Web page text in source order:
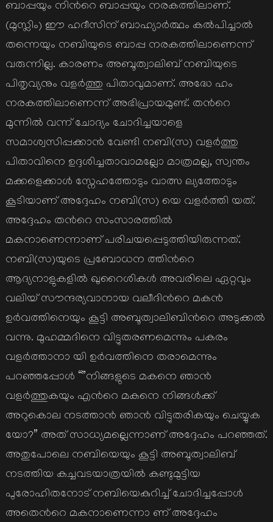
ബാപ്പയും നിന്‍റെ ബാപ്പയും നരകത്തിലാണ്.
(മുസ്ലിം) ഈ ഹദീസിന് ബാഹ്യാര്‍ത്ഥം കല്‍പിച്ചാല്‍
തന്നെയും നബിയുടെ ബാപ്പ നരകത്തിലാണെന്ന്
വരുന്നില്ല. കാരണം അബൂത്വാലിബ് നബിയുടെ
പിതൃവ്യനും വളര്‍ത്തു പിതാവുമാണ്. അദ്ധേ ഹം
നരകത്തിലാണെന്ന് അഭിപ്രായമുണ്ട്. തന്‍റെ
മുന്നില്‍ വന്ന് ചോദ്യം ചോദിച്ചയാളെ
സമാശ്വസിപ്പക്കാന്‍ വേണ്ടി നബി(സ) വളര്‍ത്തു
പിതാവിനെ ഉദ്ദശിച്ചതാവാമല്ലോ മാത്രമല്ല, സ്വന്തം
മക്കളെക്കാള്‍ സ്നേഹത്തോടും വാത്സ ല്യത്തോടും
കൂടിയാണ് അദ്ദേഹം നബി(സ) യെ വളര്‍ത്തി യത്.
അദ്ദേഹം തന്‍റെ സംസാരത്തില്‍
മകനാണെന്നാണ് പരിചയപ്പെടുത്തിയിരുന്നത്.
നബി(സ)യുടെ പ്രബോധന ത്തിന്‍റെ
ആദ്യനാളുകളില്‍ ഖുറൈശികള്‍ അവരിലെ ഏറ്റവും
വലിയ് സൗന്ദര്യവാനായ വലീദിന്‍റെ മകന്‍
ഉര്‍വത്തിനെയും കൂട്ടി അബൂത്വാലിബിന്‍റെ അടുക്കല്‍
വന്നു. മുഹമ്മദിനെ വിട്ടുതരണമെന്നും പകരം
വളര്‍ത്താനാ യി ഉര്‍വത്തിനെ തരാമെന്നും
പറഞ്ഞപ്പോള്‍ “”നിങ്ങളുടെ മകനെ ഞാന്‍
വളര്‍ത്തുകയും എന്‍റെ മകനെ നിങ്ങള്‍ക്ക്
അറുകൊല നടത്താന്‍ ഞാന്‍ വിട്ടുതരികയും ചെയ്യുക
യോ?” അത് സാധ്യമല്ലെന്നാണ് അദ്ദേഹം പറഞ്ഞത്.
അതുപോലെ നബിയെയും കൂട്ടി അബൂത്വാലിബ്
നടത്തിയ കച്ചവടയാത്രയില്‍ കണ്ടുമുട്ടിയ
പുരോഹിതനോട് നബിയെകുറിച്ച് ചോദിച്ചപ്പോള്‍
അതെന്‍റെ മകനാണെന്നാ ണ് അദ്ദേഹം